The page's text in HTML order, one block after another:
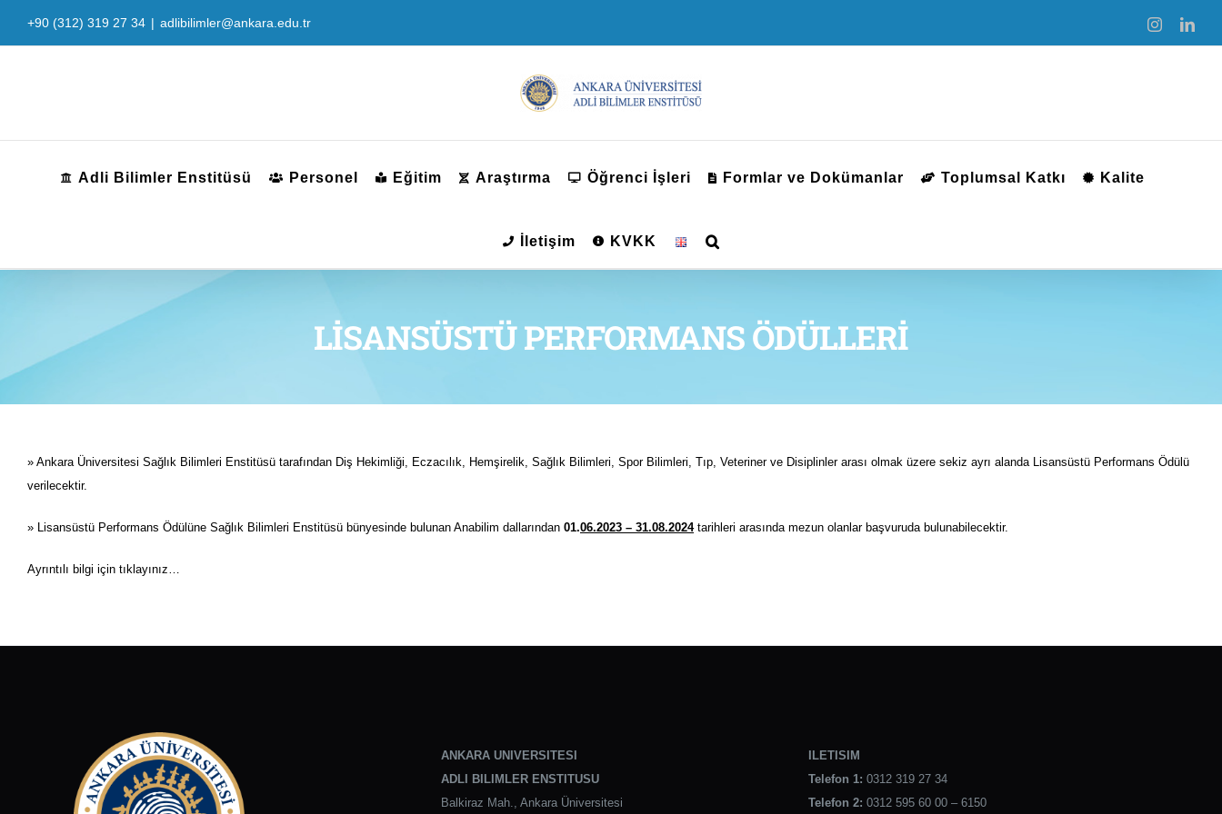
+90 (312) 319 27 34 | adlibilimler@ankara.edu.tr Instagram
Adli Bilimler Enstitüsü Personel Eğitim Araştırma Öğrenci İşleri Formlar ve Dokümanlar Toplumsal Katkı Kalite
İletişim KVKK
LİSANSÜSTÜ PERFORMANS ÖDÜLLERİ
» Ankara Üniversitesi Sağlık Bilimleri Enstitüsü tarafından Diş Hekimliği, Eczacılık, Hemşirelik, Sağlık Bilimleri, Spor Bilimleri, Tıp, Veteriner ve Disiplinler arası olmak üzere sekiz ayrı alanda Lisansüstü Performans Ödülü
verilecektir.
» Lisansüstü Performans Ödülüne Sağlık Bilimleri Enstitüsü bünyesinde bulunan Anabilim dallarından 01.06.2023 – 31.08.2024tarihleri arasında mezun olanlar başvuruda bulunabilecektir.
Ayrıntılı bilgi için tıklayınız…
ANKARA UNIVERSITESI
ADLI BILIMLER ENSTITUSU
Balkiraz Mah., Ankara Üniversitesi
ILETISIM
Telefon 1: 0312 319 27 34
Telefon 2: 0312 595 60 00 – 6150